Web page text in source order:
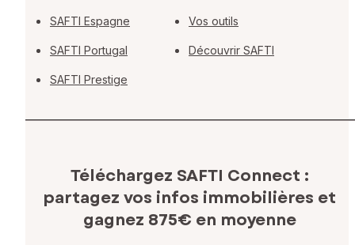
SAFTI Espagne
SAFTI Portugal
SAFTI Prestige
Vos outils
Découvrir SAFTI
Téléchargez SAFTI Connect :
partagez vos infos immobilières et
gagnez 875€ en moyenne